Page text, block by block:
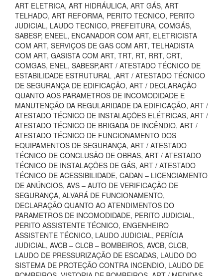
ART ELETRICA, ART HIDRÁULICA, ART GÁS, ART
TELHADO, ART REFORMA, PERITO TECNICO, PERITO
JUDICIAL, LAUDO TECNICO, PREFEITURA, COMGÁS,
SABESP, ENEEL, ENCANADOR COM ART, ELETRICISTA
COM ART, SERVIÇOS DE GAS COM ART, TELHADISTA
COM ART, GASISTA COM ART, TRT, RT, RRT, CRT,
COMGAS, ENEL, SABESP,ART / ATESTADO TÉCNICO DE
ESTABILIDADE ESTRUTURAL ,ART / ATESTADO TÉCNICO
DE SEGURANÇA DE EDIFICAÇÃO, ART / DECLARAÇÃO
QUANTO AOS PARAMETROS DE INCOMODIDADE E
MANUTENÇÃO DA REGULARIDADE DA EDIFICAÇÃO, ART /
ATESTADO TÉCNICO DE INSTALAÇÕES ELÉTRICAS, ART /
ATESTADO TÉCNICO DE BRIGADA DE INCÊNDIO, ART /
ATESTADO TÉCNICO DE FUNCIONAMENTO DOS
EQUIPAMENTOS DE SEGURANÇA, ART / ATESTADO
TÉCNICO DE CONCLUSÃO DE OBRAS, ART / ATESTADO
TÉCNICO DE INSTALAÇÕES DE GÁS, ART / ATESTADO
TÉCNICO DE ACESSIBILIDADE, CADAN – LICENCIAMENTO
DE ANÚNCIOS, AVS – AUTO DE VERIFICAÇÃO DE
SEGURANÇA, ALVARÁ DE FUNCIONAMENTO,
DECLARAÇÃO QUANTO AO ATENDIMENTOS DO
PARAMETROS DE INCOMODIDADE, PERITO JUDICIAL,
PERITO ASSISTENTE TÉCNICO, ENGENHEIRO
ASSISTENTE TÉCNICO, LAUDO JUDICIAL, PERÍCIA
JUDICIAL, AVCB – CLCB – BOMBEIROS, AVCB, CLCB,
LAUDO DE PRESSURIZAÇÃO DE ESCADAS, LAUDO DO
SISTEMA DE PROTEÇÃO CONTRA INCENDIO, LAUDO DE